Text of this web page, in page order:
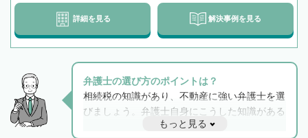
詳細を見る 解決事例を見る
弁護士の選び方のポイントは？
相続税の知識があり、不動産に強い弁護士を選
びましょう。弁護士自身にこうした知識がある
と他士業との連携もスムーズに進み、トラブル
もっと見る